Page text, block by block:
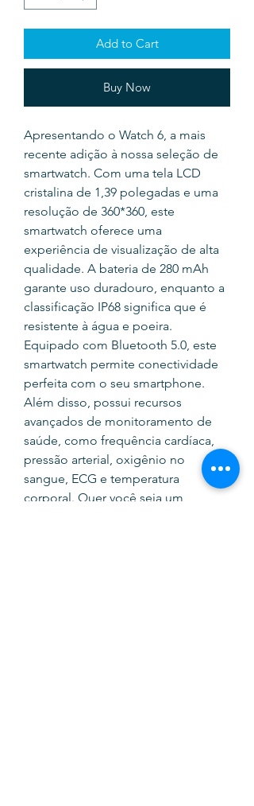
Add to Cart
Buy Now
Apresentando o Watch 6, a mais
recente adição à nossa seleção de
smartwatch. Com uma tela LCD
cristalina de 1,39 polegadas e uma
resolução de 360*360, este
smartwatch oferece uma
experiência de visualização de alta
qualidade. A bateria de 280 mAh
garante uso duradouro, enquanto a
classificação IP68 significa que é
resistente à água e poeira.
Equipado com Bluetooth 5.0, este
smartwatch permite conectividade
perfeita com o seu smartphone.
Além disso, possui recursos
avançados de monitoramento de
saúde, como frequência cardíaca,
pressão arterial, oxigênio no
sangue, ECG e temperatura
corporal. Quer você seja um